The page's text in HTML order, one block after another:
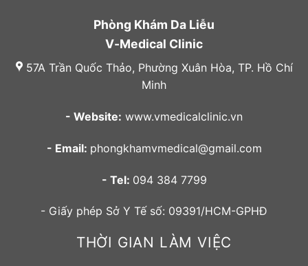
Phòng Khám Da Liễu
V-Medical Clinic
57A Trần Quốc Thảo, Phường Xuân Hòa, TP. Hồ Chí
Minh
- Website: www.vmedicalclinic.vn
- Email: phongkhamvmedical@gmail.com
- Tel: 094 384 7799
- Giấy phép Sở Y Tế số: 09391/HCM-GPHĐ
THỜI GIAN LÀM VIỆC